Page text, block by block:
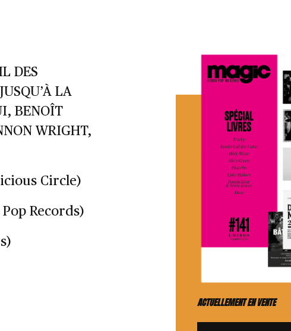
DES
LA
BENOÎT
WRIGHT,
Circle)
Pop Records)
ACTUELLEMENT EN VENTE